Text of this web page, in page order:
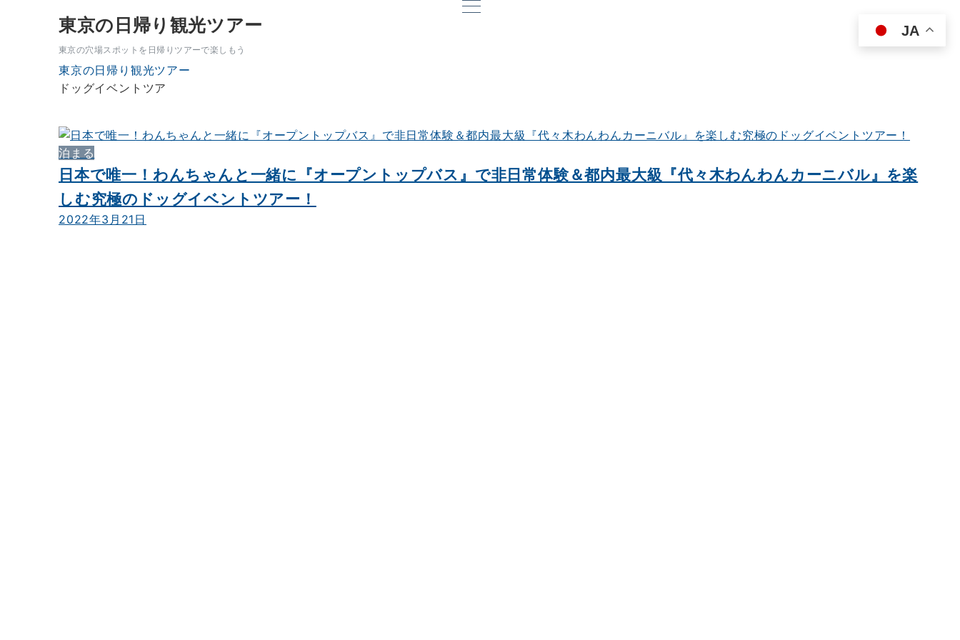
東京の日帰り観光ツアー
東京の穴場スポットを日帰りツアーで楽しもう
東京の日帰り観光ツアー
ドッグイベントツア
泊まる
日本で唯一！わんちゃんと一緒に『オープントップバス』で非日常体験＆都内最大級『代々木わんわんカーニバル』を楽
しむ究極のドッグイベントツアー！
2022年3月21日
JA